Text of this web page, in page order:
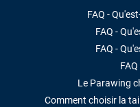
FAQ -
FAQ -
FAQ -
Le Parawing
Comment choisir la